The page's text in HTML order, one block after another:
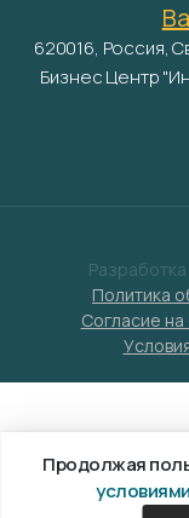
620016, Россия,
Бизнес Центр
Политика
Согласие
Продолжая